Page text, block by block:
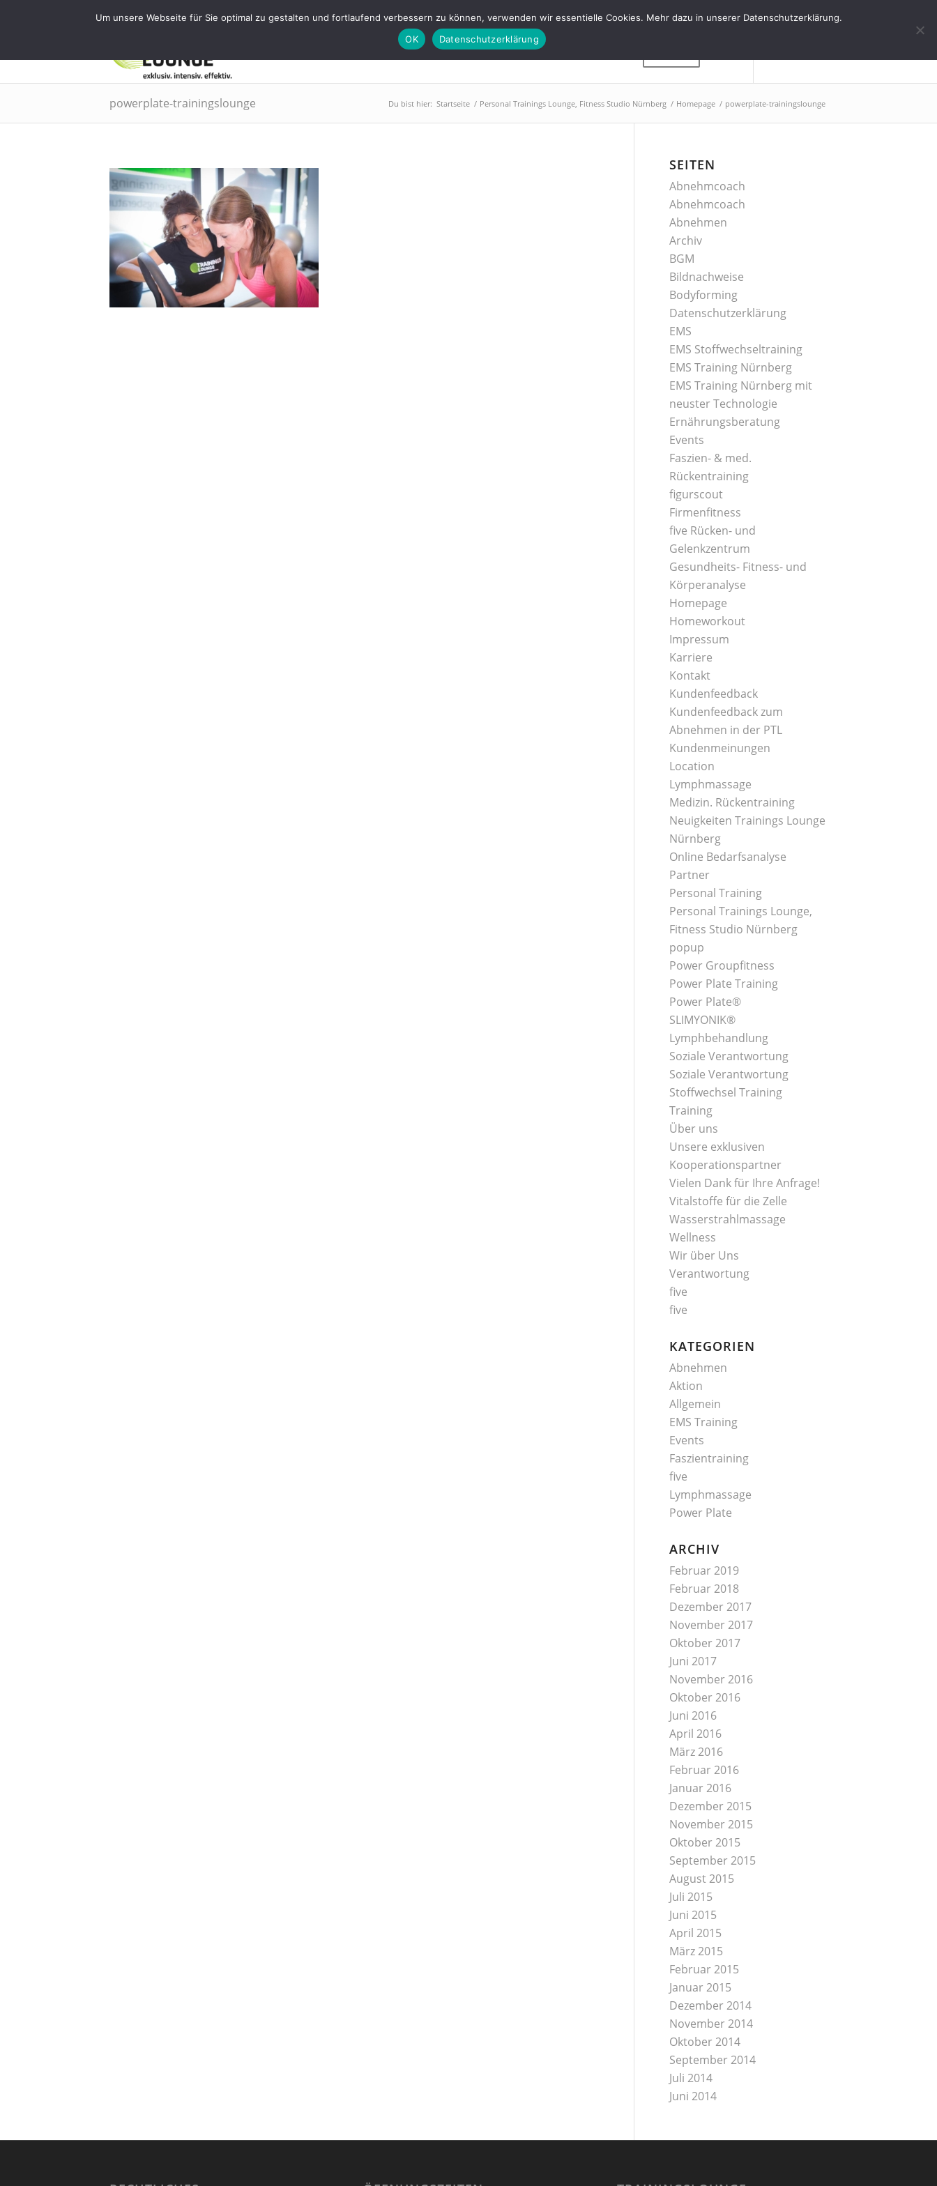
Tel.: 0911 - 2171 4565 | info@trainings-lounge.de
Training Abnehmen BGM
powerplate-trainingslounge Du bist hier: Startseite / Personal Trainings Lounge, Fitness Studio Nürnberg / Homepage / powerplate-trainingslounge
SEITEN
Abnehmcoach
Abnehmcoach
Abnehmen
Archiv
BGM
Bildnachweise
Bodyforming
Datenschutzerklärung
EMS
EMS Stoffwechseltraining
EMS Training Nürnberg
EMS Training Nürnberg mit
neuster Technologie
Ernährungsberatung
Events
Faszien- & med.
Rückentraining
figurscout
Firmenfitness
five Rücken- und
Gelenkzentrum
Gesundheits- Fitness- und
Körperanalyse
Homepage
Homeworkout
Impressum
Karriere
Kontakt
Kundenfeedback
Kundenfeedback zum
Abnehmen in der PTL
Kundenmeinungen
Location
Lymphmassage
Medizin. Rückentraining
Neuigkeiten Trainings Lounge
Nürnberg
Online Bedarfsanalyse
Partner
Personal Training
Personal Trainings Lounge,
Fitness Studio Nürnberg
popup
Power Groupfitness
Power Plate Training
Power Plate®
SLIMYONIK®
Lymphbehandlung
Soziale Verantwortung
Soziale Verantwortung
Stoffwechsel Training
Training
Über uns
Unsere exklusiven
Kooperationspartner
Vielen Dank für Ihre Anfrage!
Vitalstoffe für die Zelle
Wasserstrahlmassage
Wellness
Wir über Uns
Verantwortung
five
five
KATEGORIEN
Abnehmen
Aktion
Allgemein
EMS Training
Events
Faszientraining
five
Lymphmassage
Power Plate
ARCHIV
Februar 2019
Februar 2018
Dezember 2017
November 2017
Oktober 2017
Juni 2017
November 2016
Oktober 2016
Juni 2016
April 2016
März 2016
Februar 2016
Januar 2016
Dezember 2015
November 2015
Oktober 2015
September 2015
August 2015
Juli 2015
Juni 2015
April 2015
März 2015
Februar 2015
Januar 2015
Dezember 2014
November 2014
Oktober 2014
September 2014
Juli 2014
Juni 2014
Um unsere Webseite für Sie optimal zu gestalten und fortlaufend verbessern zu können, verwenden wir essentielle Cookies. Mehr dazu in unserer Datenschutzerklärung.
OK
Datenschutzerklärung